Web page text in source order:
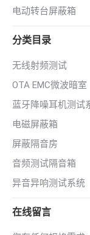
电动转台屏蔽箱
分类目录
无线射频测试
OTA EMC微波暗室
蓝牙降噪耳机测试
电磁屏蔽箱
屏蔽隔音房
音频测试隔音箱
异音异响测试系统
在线留言